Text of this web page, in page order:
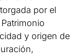
por el
y origen de